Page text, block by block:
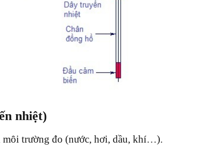
nhiệt)
môi trường đo (nước, hơi, dầu, khí…).